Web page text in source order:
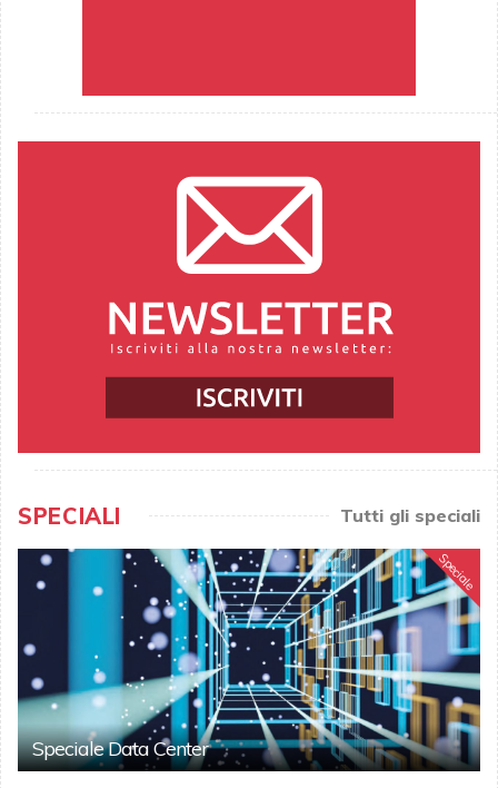
SPECIALI Tutti gli speciali
Speciale
Speciale Data Center